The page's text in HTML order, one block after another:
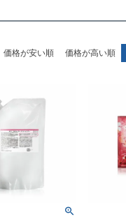
価格が安い順 価格が高い順